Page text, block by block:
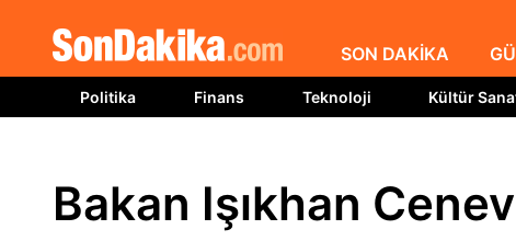
SON DAKİKA
Politika Finans Teknoloji Kültür
Bakan Işıkhan